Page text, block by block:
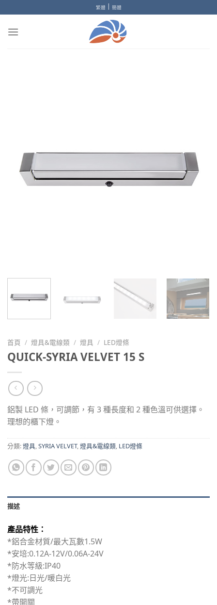
to
content
繁體 | 簡體
首頁 / 燈具&電線類 / 燈具 / LED燈條
QUICK-SYRIA VELVET 15 S
鋁製 LED 條，可調節，有 3 種長度和 2 種色溫可供選擇。
理想的櫃下燈。
分類:燈具,SYRIA VELVET,燈具&電線類, LED燈條
描述
產品特性：
*鋁合金材質/最大瓦數1.5W
*安培:0.12A-12V/0.06A-24V
*防水等級:IP40
*燈光:日光/暖白光
*不可調光
*帶開關